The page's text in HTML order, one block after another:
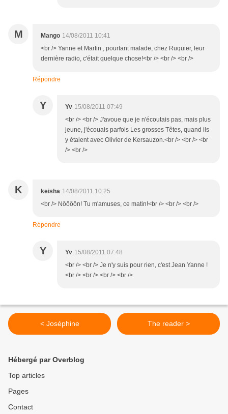
M Mango 14/08/2011 10:41
<br /> Yanne et Martin , pourtant malade, chez Ruquier, leur
dernière radio, c'était quelque chose!<br /> <br /> <br />
Répondre
Y Yv 15/08/2011 07:49
<br /> <br /> J'avoue que je n'écoutais pas, mais plus
jeune, j'écouais parfois Les grosses Têtes, quand ils
y étaient avec Olivier de Kersauzon.<br /> <br /> <br
/> <br />
K keisha 14/08/2011 10:25
<br /> Nôôôôn! Tu m'amuses, ce matin!<br /> <br /> <br />
Répondre
Y Yv 15/08/2011 07:48
<br /> <br /> Je n'y suis pour rien, c'est Jean Yanne !
<br /> <br /> <br /> <br />
< Joséphine The reader >
Hébergé par Overblog
Top articles
Pages
Contact